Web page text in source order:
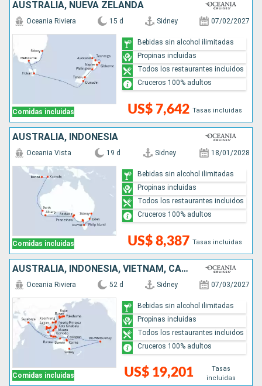
AUSTRALIA, NUEVA ZELANDA
Comidas incluidas
Oceania Riviera 15 d Sidney 07/02/2027
US$ 7,642 Tasas incluidas
Bebidas sin alcohol ilimitadas
Propinas incluidas
Todos los restaurantes incluidos
Cruceros 100% adultos
AUSTRALIA, INDONESIA
Comidas incluidas
Oceania Vista 19 d Sidney 18/01/2028
US$ 8,387 Tasas incluidas
Bebidas sin alcohol ilimitadas
Propinas incluidas
Todos los restaurantes incluidos
Cruceros 100% adultos
AUSTRALIA, INDONESIA, VIETNAM, CAMBOYA, TAILANDIA, SINGAPUR, BRUNEI, MALASIA, FILIPINAS, TAIWÁN, CHINA, COREA DEL SUR, JAPÓN
Comidas incluidas
Oceania Riviera 52 d Sidney 07/03/2027
US$ 19,201
Tasas
incluidas
Bebidas sin alcohol ilimitadas
Propinas incluidas
Todos los restaurantes incluidos
Cruceros 100% adultos